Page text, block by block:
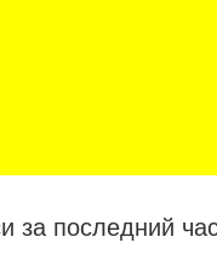
за последний